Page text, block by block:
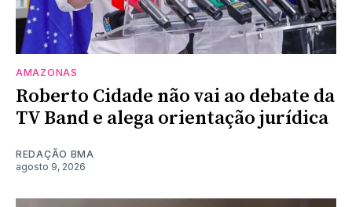
AMAZONAS
Roberto Cidade não vai ao debate da
TV Band e alega orientação jurídica
REDAÇÃO BMA
agosto 9, 2026